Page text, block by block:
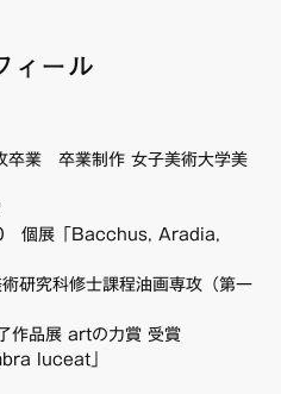
い合わせ
ィール
業 卒業制作 女子美術大学美
個展「Bacchus, Aradia,
研究科修士課程油画専攻（第一
作品展 artの力賞 受賞
luceat」